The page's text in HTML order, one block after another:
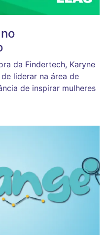
da Findertech, Karyne
liderar na área de
de inspirar mulheres